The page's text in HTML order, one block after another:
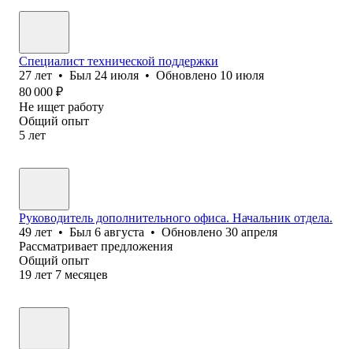
Специалист технической поддержки
27 лет • Был 24 июля • Обновлено 10 июля
80 000 ₽
Не ищет работу
Общий опыт
5 лет
Руководитель дополнительного офиса. Начальник отдела.
49 лет • Был 6 августа • Обновлено 30 апреля
Рассматривает предложения
Общий опыт
19 лет 7 месяцев